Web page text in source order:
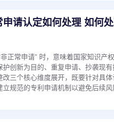
请认定如何处理 如何
正常申请” 时，意味着国家知识产
护创新为目的、重复申请、抄袭现
改三个核心维度展开，既要针对具
规范的专利申请机制以避免后续风